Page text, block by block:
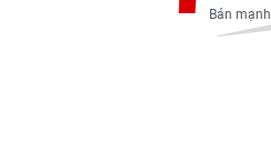
Bán mạnh